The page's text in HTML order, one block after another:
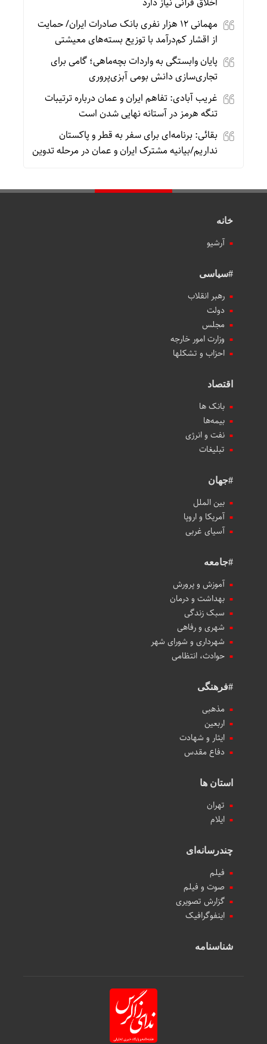
مهمانی ۱۲ هزار نفری بانک صادرات ایران/ حمایت
از اقشار کم‌درآمد با توزیع بسته‌های معیشتی
پایان وابستگی به واردات بچه‌ماهی؛ گامی برای
تجاری‌سازی دانش بومی آبزی‌پروری
غریب آبادی: تفاهم ایران و عمان درباره ترتیبات
تنگه هرمز در آستانه نهایی شدن است
بقائی: برنامه‌ای برای سفر به قطر و پاکستان
نداریم/بیانیه مشترک ایران و عمان در مرحله تدوین
خانه
آرشیو
#سیاسی
رهبر انقلاب
دولت
مجلس
وزارت امور خارجه
احزاب و تشکلها
اقتصاد
بانک ها
بیمه‌ها
نفت و انرژی
تبلیغات
#جهان
بین الملل
آمریکا و اروپا
آسیای غربی
#جامعه
آموزش و پرورش
بهداشت و درمان
سبک زندگی
شهری و رفاهی
شهرداری و شورای شهر
حوادث، انتظامی
#فرهنگی
مذهبی
اربعین
ایثار و شهادت
دفاع مقدس
استان ها
تهران
ایلام
چندرسانه‌ای
فیلم
صوت و فیلم
گزارش تصویری
اینفوگرافیک
شناسنامه